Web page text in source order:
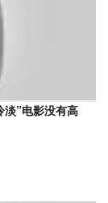
淡”电影没有高